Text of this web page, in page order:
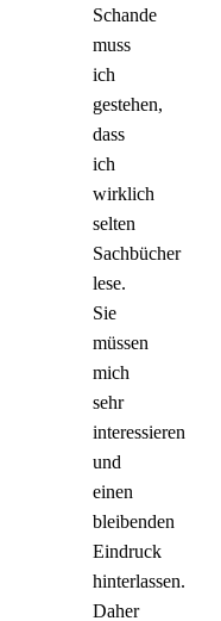
Schande
muss
ich
gestehen,
dass
ich
wirklich
selten
Sachbücher
lese.
Sie
müssen
mich
sehr
interessieren
und
einen
bleibenden
Eindruck
hinterlassen.
Daher